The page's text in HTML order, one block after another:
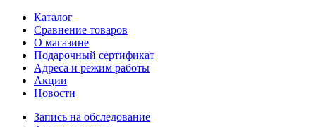
Каталог
Сравнение товаров
О магазине
Подарочный сертификат
Адреса и режим работы
Акции
Новости
Запись на обследование